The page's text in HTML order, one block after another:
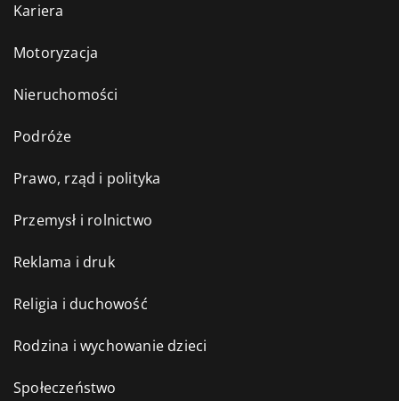
Kariera
Motoryzacja
Nieruchomości
Podróże
Prawo, rząd i polityka
Przemysł i rolnictwo
Reklama i druk
Religia i duchowość
Rodzina i wychowanie dzieci
Społeczeństwo